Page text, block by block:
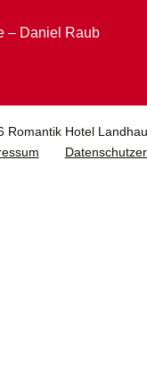
– Daniel Raub
Romantik Hotel